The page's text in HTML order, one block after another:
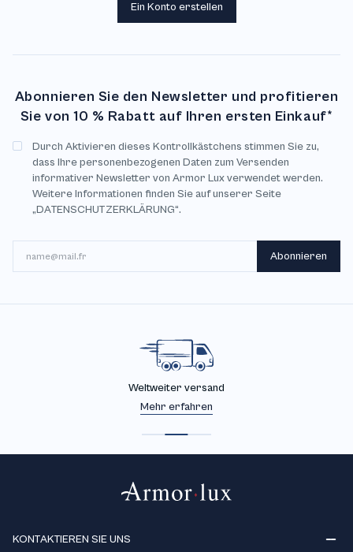
Abonnieren Sie den Newsletter und profitieren
Sie von 10 % Rabatt auf Ihren ersten Einkauf*
Durch Aktivieren dieses Kontrollkästchens stimmen Sie zu,
dass Ihre personenbezogenen Daten zum Versenden
informativer Newsletter von Armor Lux verwendet werden.
Weitere Informationen finden Sie auf unserer Seite
„DATENSCHUTZERKLÄRUNG“.
Abonnieren
Ein Konto erstellen
Weltweiter versand
Mehr erfahren
KONTAKTIEREN SIE UNS